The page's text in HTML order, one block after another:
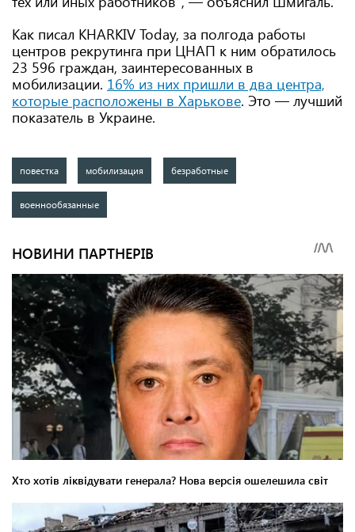
Как писал KHARKIV Today, за полгода работы
центров рекрутинга при ЦНАП к ним обратилось
23 596 граждан, заинтересованных в
мобилизации. 16% из них пришли в два центра,
которые расположены в Харькове. Это — лучший
показатель в Украине.
повестка мобилизация безработные
военнообязанные